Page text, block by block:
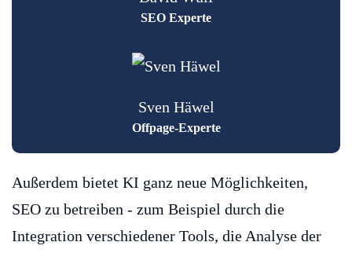
SEO Experte
Sven Häwel
Offpage-Experte
Außerdem bietet KI ganz neue Möglichkeiten,
SEO zu betreiben - zum Beispiel durch die
Integration verschiedener Tools, die Analyse der